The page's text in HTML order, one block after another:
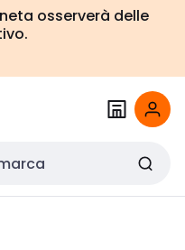
osserverà delle